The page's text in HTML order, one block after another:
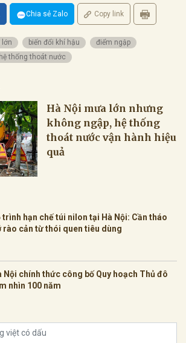
Chia sẻ Zalo Copy link
lớn biến đổi khí hậu
điểm ngập
hệ thống thoát nước
Hà Nội mưa lớn nhưng
không ngập, hệ thống
thoát nước vận hành hiệu
quả
trình hạn chế túi nilon tại Hà Nội: Cần tháo
rào cản từ thói quen tiêu dùng
Nội chính thức công bố Quy hoạch Thủ đô
nhìn 100 năm